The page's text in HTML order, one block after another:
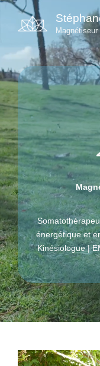
Aller
contenu
énergétique et
Kinésiologue |